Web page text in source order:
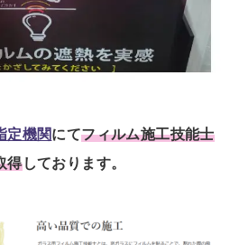
定機関にてフィルム施工技能士
得しております。